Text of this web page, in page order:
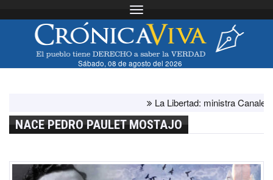
Toggle navigation
Sábado, 08 de agosto del 2026
La Libertad: ministra Canales
NACE PEDRO PAULET MOSTAJO